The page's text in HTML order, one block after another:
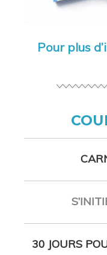
Pour plus
30 JOURS